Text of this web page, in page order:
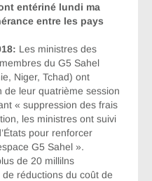
entériné lundi ma
entre les pays
Les ministres des
du G5 Sahel
Niger, Tchad) ont
de leur quatrième session
« suppression des frais
les ministres ont suivi
pour renforcer
G5 Sahel ».
de 20 millilns
réductions du coût de